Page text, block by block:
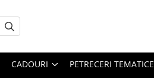
CADOURI PETRECERI TEMATICE